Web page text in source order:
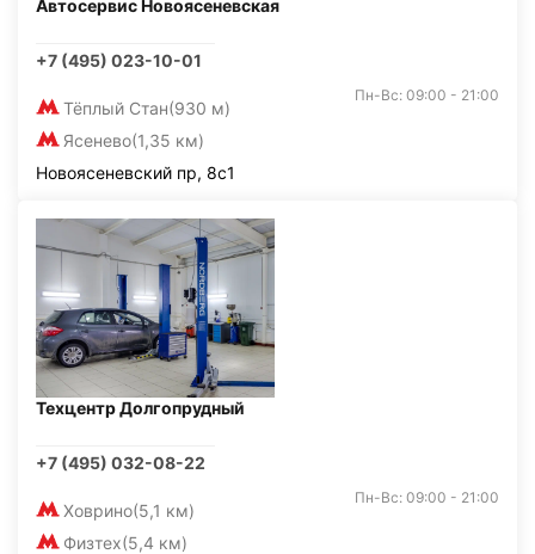
Автосервис Новоясеневская
+7 (495) 023-10-01
Тёплый Стан(930 м)
Ясенево(1,35 км)
Пн-Вс: 09:00 - 21:00
Новоясеневский пр, 8с1
Техцентр Долгопрудный
+7 (495) 032-08-22
Ховрино(5,1 км)
Физтех(5,4 км)
Пн-Вс: 09:00 - 21:00